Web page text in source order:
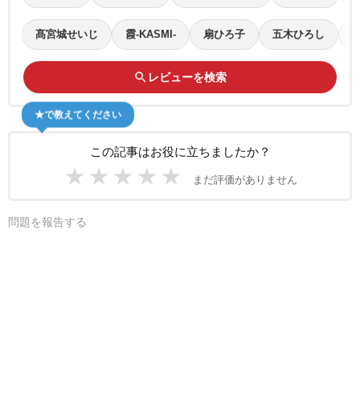
髙宮城せいじ 霞-KASMI- 扇ひろ子 五木ひろし
search レビューを検索
この記事はお役に立ちましたか？
★ ★ ★ ★ ★ まだ評価がありません
★で教えてください
問題を報告する